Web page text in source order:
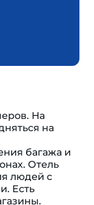
На
на
багажа и
Отель
людей с
Есть